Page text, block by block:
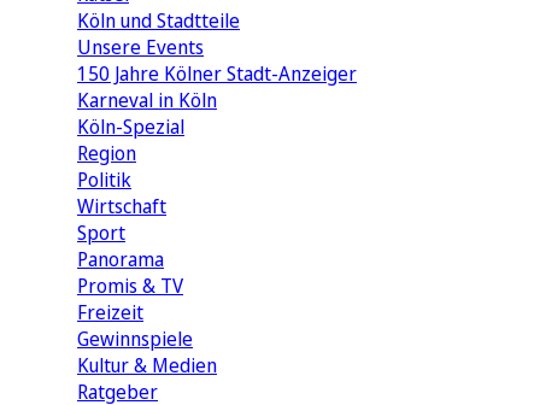
Köln und Stadtteile
Unsere Events
150 Jahre Kölner Stadt-Anzeiger
Karneval in Köln
Köln-Spezial
Region
Politik
Wirtschaft
Sport
Panorama
Promis & TV
Freizeit
Gewinnspiele
Kultur & Medien
Ratgeber